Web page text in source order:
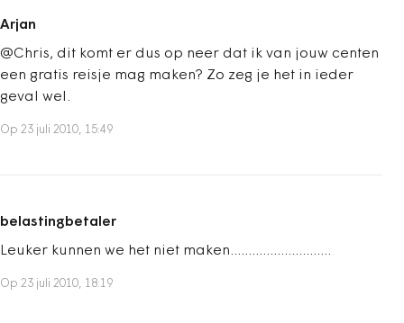
Arjan
@Chris, dit komt er dus op neer dat ik van jouw centen
een gratis reisje mag maken? Zo zeg je het in ieder
geval wel.
Op 23 juli 2010, 15:49
belastingbetaler
Leuker kunnen we het niet maken............................
Op 23 juli 2010, 18:19